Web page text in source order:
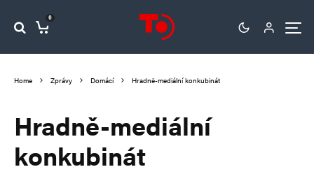
0
Home Zprávy Domácí Hradně-mediální konkubinát
Hradně-mediální
konkubinát